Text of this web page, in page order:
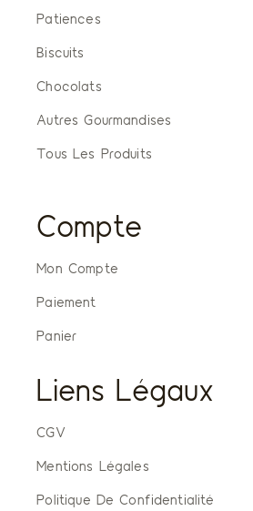
Patiences
Biscuits
Chocolats
Autres Gourmandises
Tous Les Produits
Compte
Mon Compte
Paiement
Panier
Liens Légaux
CGV
Mentions Légales
Politique De Confidentialité